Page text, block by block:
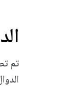
الدرس 1: